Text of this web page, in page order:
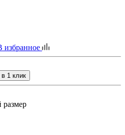
избранное
в 1 клик
размер